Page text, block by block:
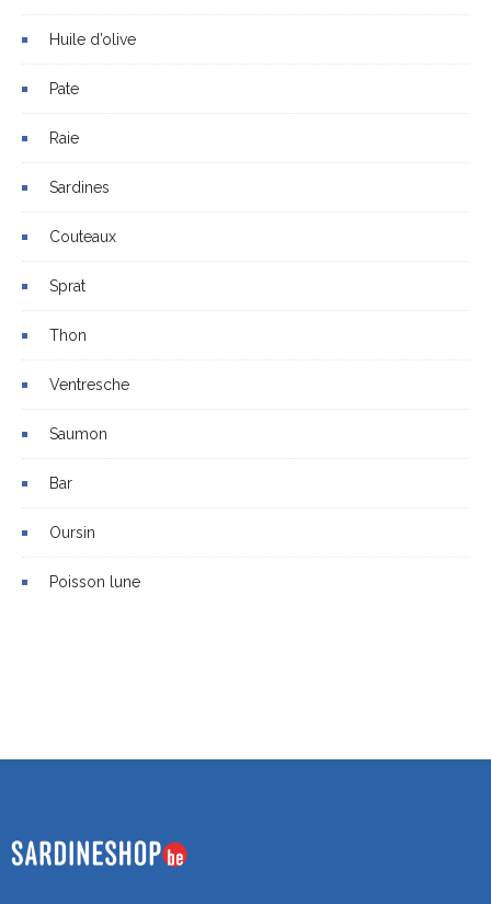
Huile d’olive
Pate
Raie
Sardines
Couteaux
Sprat
Thon
Ventresche
Saumon
Bar
Oursin
Poisson lune